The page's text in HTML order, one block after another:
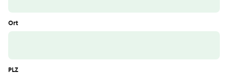
Ort
PLZ